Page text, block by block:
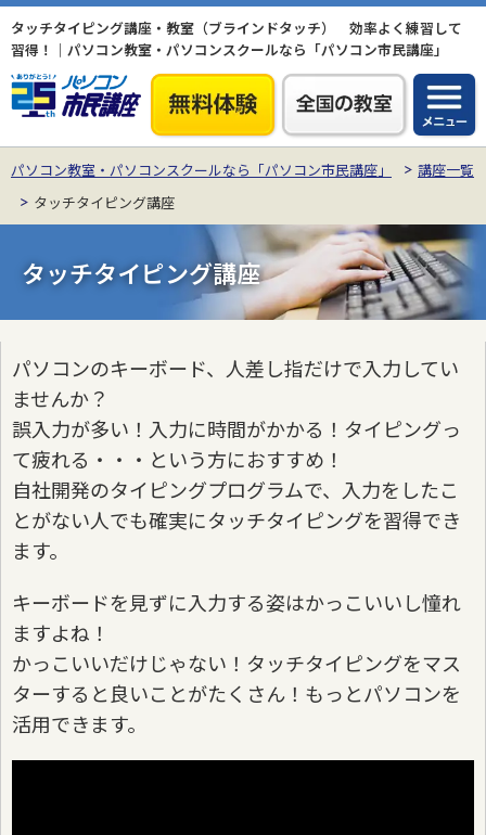
タッチタイピング講座・教室（ブラインドタッチ） 効率よく練習して
習得！｜パソコン教室・パソコンスクールなら「パソコン市民講座」
パソコン教室・パソコンスクールなら「パソコン市民講座」
講座一覧
タッチタイピング講座
タッチタイピング講座
パソコンのキーボード、人差し指だけで入力してい
ませんか？
誤入力が多い！入力に時間がかかる！タイピングっ
て疲れる・・・という方におすすめ！
自社開発のタイピングプログラムで、入力をしたこ
とがない人でも確実にタッチタイピングを習得でき
ます。
キーボードを見ずに入力する姿はかっこいいし憧れ
ますよね！
かっこいいだけじゃない！タッチタイピングをマス
ターすると良いことがたくさん！もっとパソコンを
活用できます。